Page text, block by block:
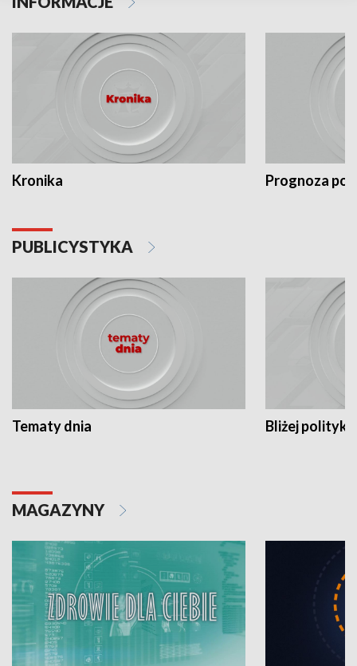
Kronika Prognoza
PUBLICYSTYKA
Tematy dnia Bliżej polityki
MAGAZYNY